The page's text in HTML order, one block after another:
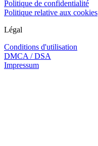
Politique de confidentialité
Politique relative aux cookies
Légal
Conditions d'utilisation
DMCA / DSA
Impressum